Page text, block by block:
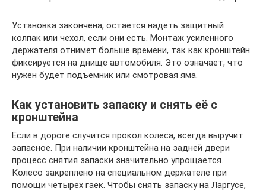
Установка закончена, остается надеть защитный
колпак или чехол, если они есть. Монтаж усиленного
держателя отнимет больше времени, так как кронштейн
фиксируется на днище автомобиля. Это означает, что
нужен будет подъемник или смотровая яма.
Как установить запаску и снять её с
кронштейна
Если в дороге случится прокол колеса, всегда выручит
запасное. При наличии кронштейна на задней двери
процесс снятия запаски значительно упрощается.
Колесо закреплено на специальном держателе при
помощи четырех гаек. Чтобы снять запаску на Ларгусе,